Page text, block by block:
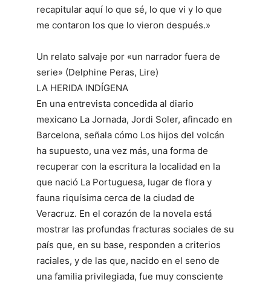
recapitular aquí lo que sé, lo que vi y lo que
me contaron los que lo vieron después.»
Un relato salvaje por «un narrador fuera de
serie» (Delphine Peras, Lire)
LA HERIDA INDÍGENA
En una entrevista concedida al diario
mexicano La Jornada, Jordi Soler, afincado en
Barcelona, señala cómo Los hijos del volcán
ha supuesto, una vez más, una forma de
recuperar con la escritura la localidad en la
que nació La Portuguesa, lugar de flora y
fauna riquísima cerca de la ciudad de
Veracruz. En el corazón de la novela está
mostrar las profundas fracturas sociales de su
país que, en su base, responden a criterios
raciales, y de las que, nacido en el seno de
una familia privilegiada, fue muy consciente